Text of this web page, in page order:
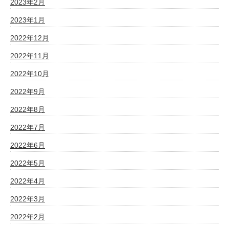
2023年2月
2023年1月
2022年12月
2022年11月
2022年10月
2022年9月
2022年8月
2022年7月
2022年6月
2022年5月
2022年4月
2022年3月
2022年2月